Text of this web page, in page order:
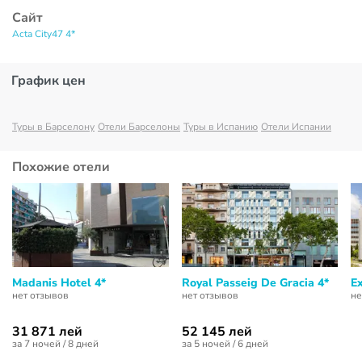
Сайт
Acta City47 4*
График цен
Туры в Барселону Отели Барселоны Туры в Испанию Отели Испании
Похожие отели
Madanis Hotel 4*
нет отзывов
31 871 лей
за 7 ночей / 8 дней
Royal Passeig De Gracia 4*
нет отзывов
52 145 лей
за 5 ночей / 6 дней